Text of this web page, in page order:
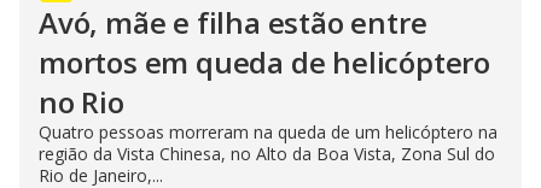
Avó, mãe e filha estão entre
mortos em queda de helicóptero
no Rio
Quatro pessoas morreram na queda de um helicóptero na
região da Vista Chinesa, no Alto da Boa Vista, Zona Sul do
Rio de Janeiro,...